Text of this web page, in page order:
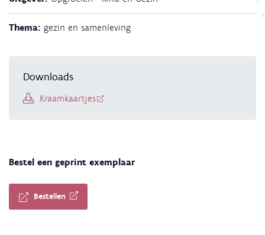
Thema: gezin en samenleving
Downloads
Kraamkaartjes
Bestel een geprint exemplaar
Bestellen